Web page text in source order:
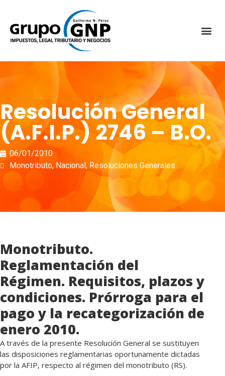
Resolución General
(A.F.I.P.) 2746 – B.O.
06/01/2010
Monotributo,Nacional,Resoluciones Generales
Monotributo.
Reglamentación del
Régimen. Requisitos, plazos y
condiciones. Prórroga para el
pago y la recategorización de
enero 2010.
A través de la presente Resolución General se sustituyen
las disposiciones reglamentarias oportunamente dictadas
por la AFIP, respecto al régimen del monotributo (RS).